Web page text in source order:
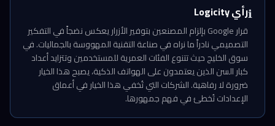
ℹ️رأي Logicity
قرار Google بإلزام المصنعين بتوفير الأزرار يعكس نضجاً في التفكير
التصميمي نادراً ما نراه في صناعة التقنية المهووسة بالجماليات. في
سوق الخليج حيث تتنوع الفئات العمرية للمستخدمين وتتزايد أعداد
كبار السن الذين يعتمدون على الهواتف الذكية، يصبح هذا الخيار
ضرورة لا رفاهية. الشركات التي تُخفي هذا الخيار في أعماق
الإعدادات تُخطئ في فهم جمهورها.